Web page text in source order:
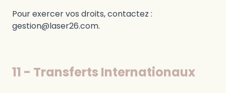
Pour exercer vos droits, contactez :
gestion@laser26.com.
11 - Transferts Internationaux